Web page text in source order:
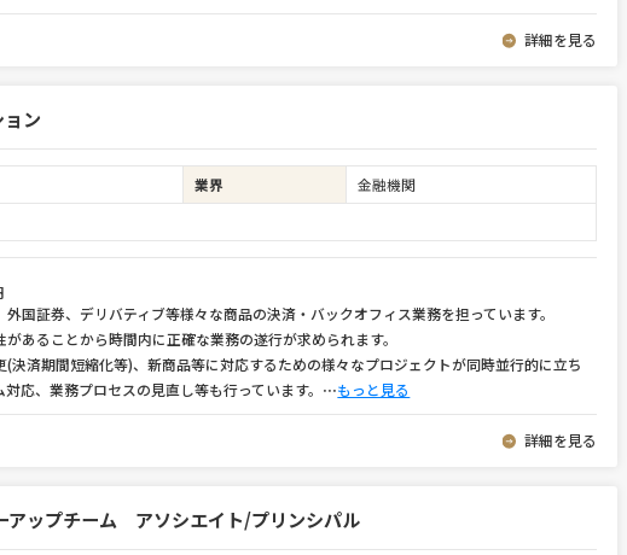
詳細を見る
ン
業界
金融機関
国証券、デリバティブ等様々な商品の決済・バックオフィス業務を担っています。
あることから時間内に正確な業務の遂行が求められます。
(決済期間短縮化等)、新商品等に対応するための様々なプロジェクトが同時並行的に立ち
応、業務プロセスの見直し等も行っています。 ⋯もっと見る
詳細を見る
ップチーム アソシエイト/プリンシパル